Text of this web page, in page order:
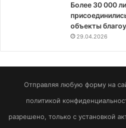
Более 30 000
объекты
29.04.2026
Отправляя любую форму на
политикой
разрешено, только с установкой